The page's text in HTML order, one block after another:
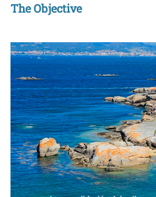
The Objective